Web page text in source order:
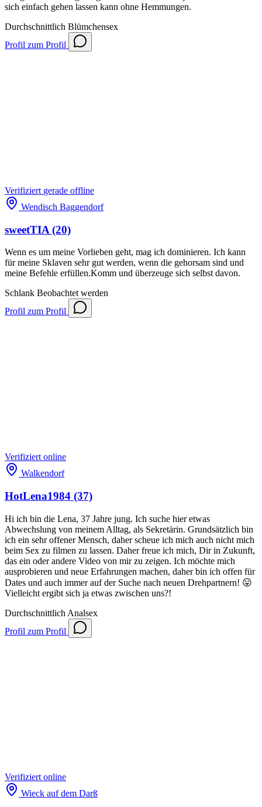
sich einfach gehen lassen kann ohne Hemmungen.
Durchschnittlich Blümchensex
Profil zum Profil
Verifiziert gerade offline
Wendisch Baggendorf
sweetTIA (20)
Wenn es um meine Vorlieben geht, mag ich dominieren. Ich kann
für meine Sklaven sehr gut werden, wenn die gehorsam sind und
meine Befehle erfüllen.Komm und überzeuge sich selbst davon.
Schlank Beobachtet werden
Profil zum Profil
Verifiziertonline
Walkendorf
HotLena1984 (37)
Hi ich bin die Lena, 37 Jahre jung. Ich suche hier etwas
Abwechslung von meinem Alltag, als Sekretärin. Grundsätzlich bin
ich ein sehr offener Mensch, daher scheue ich mich auch nicht mich
beim Sex zu filmen zu lassen. Daher freue ich mich, Dir in Zukunft,
das ein oder andere Video von mir zu zeigen. Ich möchte mich
ausprobieren und neue Erfahrungen machen, daher bin ich offen für
Dates und auch immer auf der Suche nach neuen Drehpartnern! 😛
Vielleicht ergibt sich ja etwas zwischen uns?!
Durchschnittlich Analsex
Profil zum Profil
Verifiziert online
Wieck auf dem Darß